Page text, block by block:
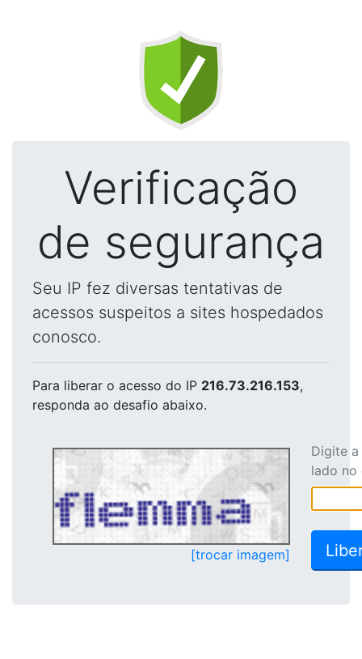
Verificação
de segurança
Seu IP fez diversas tentativas de
acessos suspeitos a sites hospedados
conosco.
Para liberar o acesso do IP 216.73.216.153,
responda ao desafio abaixo.
[trocar imagem]
Digite
lado no